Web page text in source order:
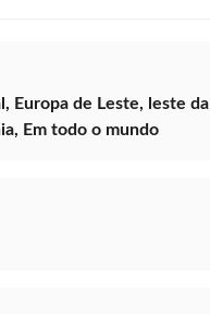
Europa de Leste, leste da
Em todo o mundo